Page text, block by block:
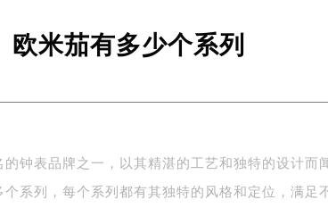
欧米茄有多少个系列
的钟表品牌之一，以其精湛的工艺和独特的设计而
系列，每个系列都有其独特的风格和定位，满足